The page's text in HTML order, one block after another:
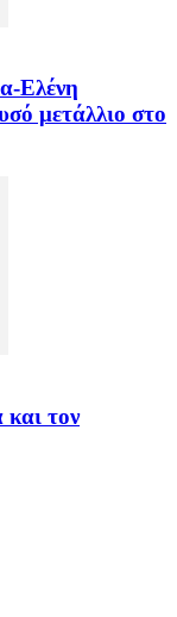
Ελένη
μετάλλιο στο
τον